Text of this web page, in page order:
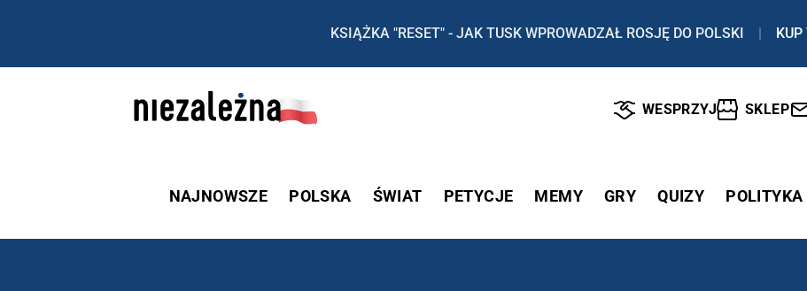
KSIĄŻKA "RESET" - JAK TUSK WPROWADZAŁ ROSJĘ DO POLSKI | KUP
WESPRZYJ SKLEP
NAJNOWSZE POLSKA ŚWIAT PETYCJE MEMY GRY QUIZY POLITYKA